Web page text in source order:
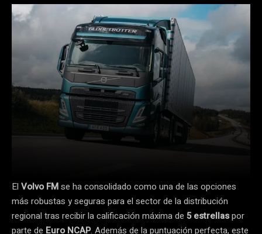
El Volvo FMse ha consolidado como una de las opciones
más robustas y seguras para el sector de la distribución
regional tras recibir la calificación máxima de 5 estrellaspor
parte de Euro NCAP. Además de la puntuación perfecta, este